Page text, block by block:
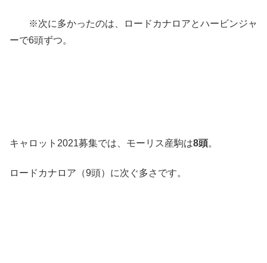
※次に多かったのは、ロードカナロアとハービンジャ
ーで6頭ずつ。
キャロット2021募集では、モーリス産駒は8頭。
ロードカナロア（9頭）に次ぐ多さです。